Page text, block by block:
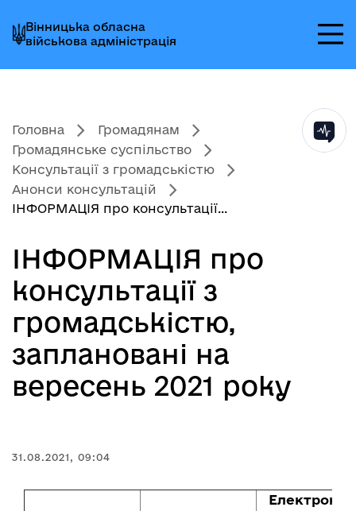
до
головного
меню
до
головного
вмісту
до
головного
колонтитула
Вінницька обласна
військова адміністрація
Головна
Громадянам
Громадянське суспільство
Консультації з громадськістю
Анонси консультацій
ІНФОРМАЦІЯ про консультації...
ІНФОРМАЦІЯ про
консультації з
громадськістю,
заплановані на
вересень 2021 року
31.08.2021, 09:04